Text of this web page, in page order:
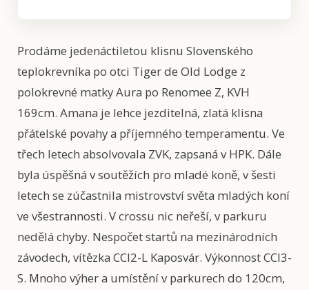
Prodáme jedenáctiletou klisnu Slovenského
teplokrevníka po otci Tiger de Old Lodge z
polokrevné matky Aura po Renomee Z, KVH
169cm. Amana je lehce jezditelná, zlatá klisna
přátelské povahy a příjemného temperamentu. Ve
třech letech absolvovala ZVK, zapsaná v HPK. Dále
byla úspěšná v soutěžích pro mladé koně, v šesti
letech se zúčastnila mistrovství světa mladých koní
ve všestrannosti. V crossu nic neřeší, v parkuru
nedělá chyby. Nespočet startů na mezinárodních
závodech, vítězka CCI2-L Kaposvár. Výkonnost CCI3-
S. Mnoho výher a umístění v parkurech do 120cm,